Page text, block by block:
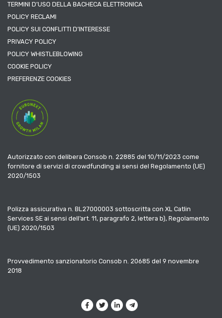
TERMINI D’USO DELLA BACHECA ELETTRONICA
POLICY RECLAMI
POLICY SUI CONFLITTI D’INTERESSE
PRIVACY POLICY
POLICY WHISTLEBLOWING
COOKIE POLICY
PREFERENZE COOKIES
Autorizzato con delibera Consob n. 22885 del 10/11/2023 come
fornitore di servizi di crowdfunding ai sensi del Regolamento (UE)
2020/1503
Polizza assicurativa n. BL27000003 sottoscritta con XL Catlin
Services SE ai sensi dell’art. 11, paragrafo 2, lettera b), Regolamento
(UE) 2020/1503
Provvedimento sanzionatorio Consob n. 20685 del 9 novembre
2018